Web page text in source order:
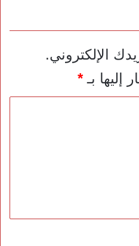
الإلكتروني.
إليها بـ*